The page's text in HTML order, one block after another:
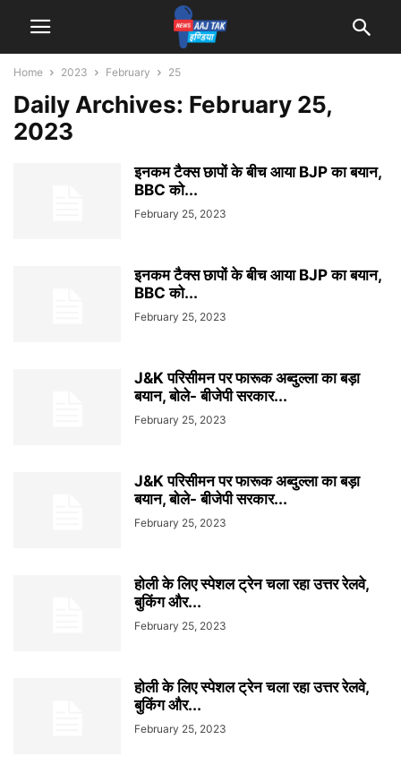
Home 2023 February 25
Daily Archives: February 25,
2023
इनकम टैक्स छापों के बीच आया BJP का बयान,
BBC को...
February 25, 2023
इनकम टैक्स छापों के बीच आया BJP का बयान,
BBC को...
February 25, 2023
J&K परिसीमन पर फारूक अब्दुल्ला का बड़ा
बयान, बोले- बीजेपी सरकार...
February 25, 2023
J&K परिसीमन पर फारूक अब्दुल्ला का बड़ा
बयान, बोले- बीजेपी सरकार...
February 25, 2023
होली के लिए स्पेशल ट्रेन चला रहा उत्तर रेलवे,
बुकिंग और...
February 25, 2023
होली के लिए स्पेशल ट्रेन चला रहा उत्तर रेलवे,
बुकिंग और...
February 25, 2023